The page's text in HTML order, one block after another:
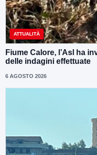
ATTUALITÀ
Fiume Calore, l’Asl ha
delle indagini effettuate
6 AGOSTO 2026